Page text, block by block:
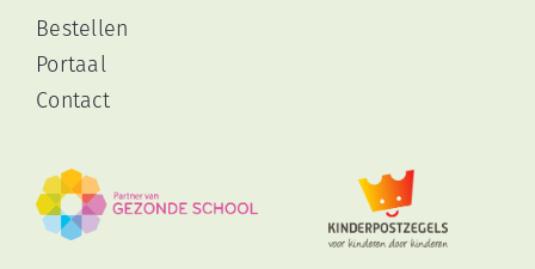
Bestellen
Portaal
Contact